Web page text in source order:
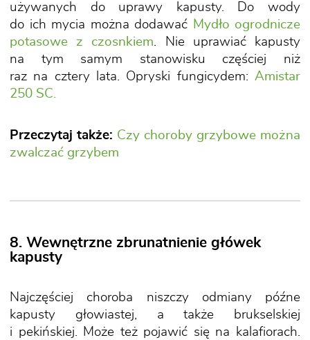
używanych do uprawy kapusty. Do wody
do ich mycia można dodawać Mydło ogrodnicze
potasowe z czosnkiem. Nie uprawiać kapusty
na tym samym stanowisku częściej niż
raz na cztery lata. Opryski fungicydem: Amistar
250 SC.
Przeczytaj także: Czy choroby grzybowe można
zwalczać grzybem
8. Wewnętrzne zbrunatnienie główek
kapusty
Najczęściej choroba niszczy odmiany późne
kapusty głowiastej, a także brukselskiej
i pekińskiej. Może też pojawić się na kalafiorach.